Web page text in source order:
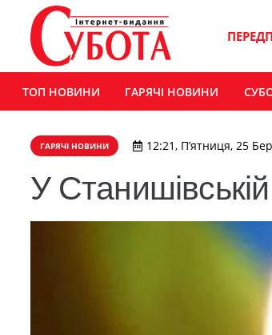
ТОП НОВИНИ ГАРЯЧІ НОВИНИ
ГАРЯЧІ НОВИНИ 12:21, П’ятниця, 25
У